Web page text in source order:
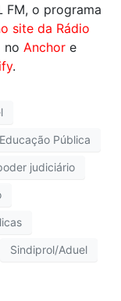
FM, o programa
site da Rádio
no Anchor e
.
Educação Pública
judiciário
Sindiprol/Aduel